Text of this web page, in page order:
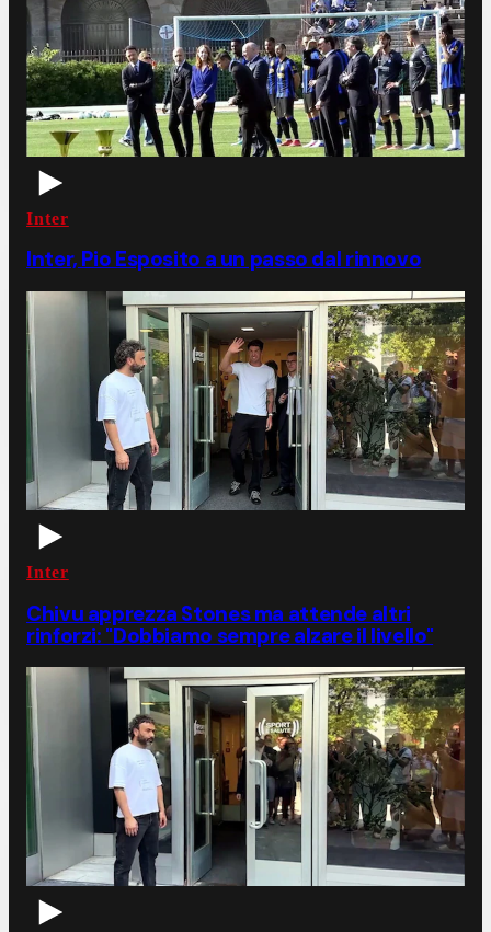
Inter
Inter, Pio Esposito a un passo dal rinnovo
Inter
Chivu apprezza Stones ma attende altri
rinforzi: "Dobbiamo sempre alzare il livello"